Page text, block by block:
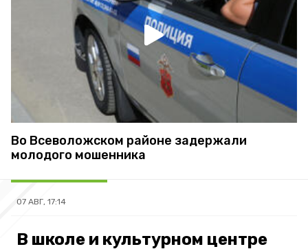
Во Всеволожском районе задержали
молодого мошенника
07 АВГ, 17:14
В школе и культурном центре